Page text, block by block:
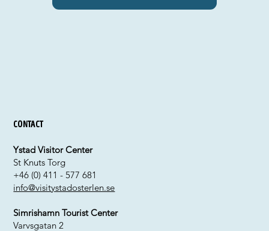
Contact
Ystad Visitor Center
St Knuts Torg
+46 (0) 411 - 577 681
info@visitystadosterlen.se
Simrishamn Tourist Center
Varvsgatan 2